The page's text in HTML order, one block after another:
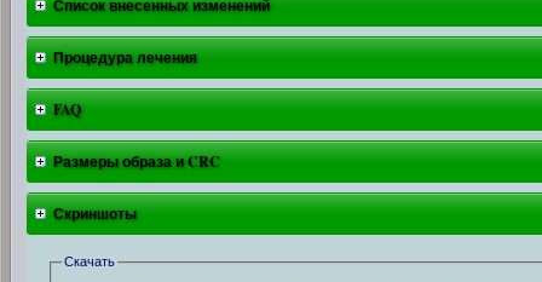
Список внесенных изменений
Процедура лечения
FAQ
Размеры образа и CRC
Скриншоты
Скачать